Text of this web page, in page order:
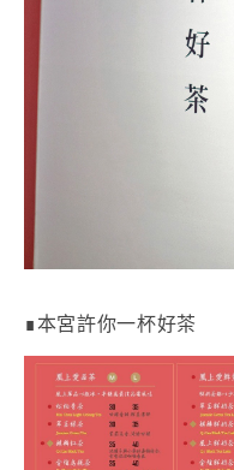
∎本宮許你一杯好茶